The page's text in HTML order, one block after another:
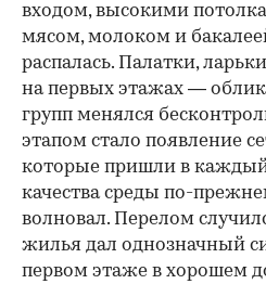
входом, высокими
мясом, молоком и
распалась. Палатки,
на первых этажах —
групп менялся
этапом стало появление
которые пришли в
качества среды по-
волновал. Перелом
жилья дал однозначный
первом этаже в хорошем